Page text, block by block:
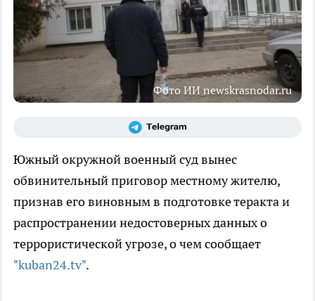
Фото ИИ newskrasnodar.ru
Южный окружной военный суд вынес
обвинительный приговор местному жителю,
признав его виновным в подготовке теракта и
распространении недостоверных данных о
террористической угрозе, о чем сообщает
"kuban24.tv".